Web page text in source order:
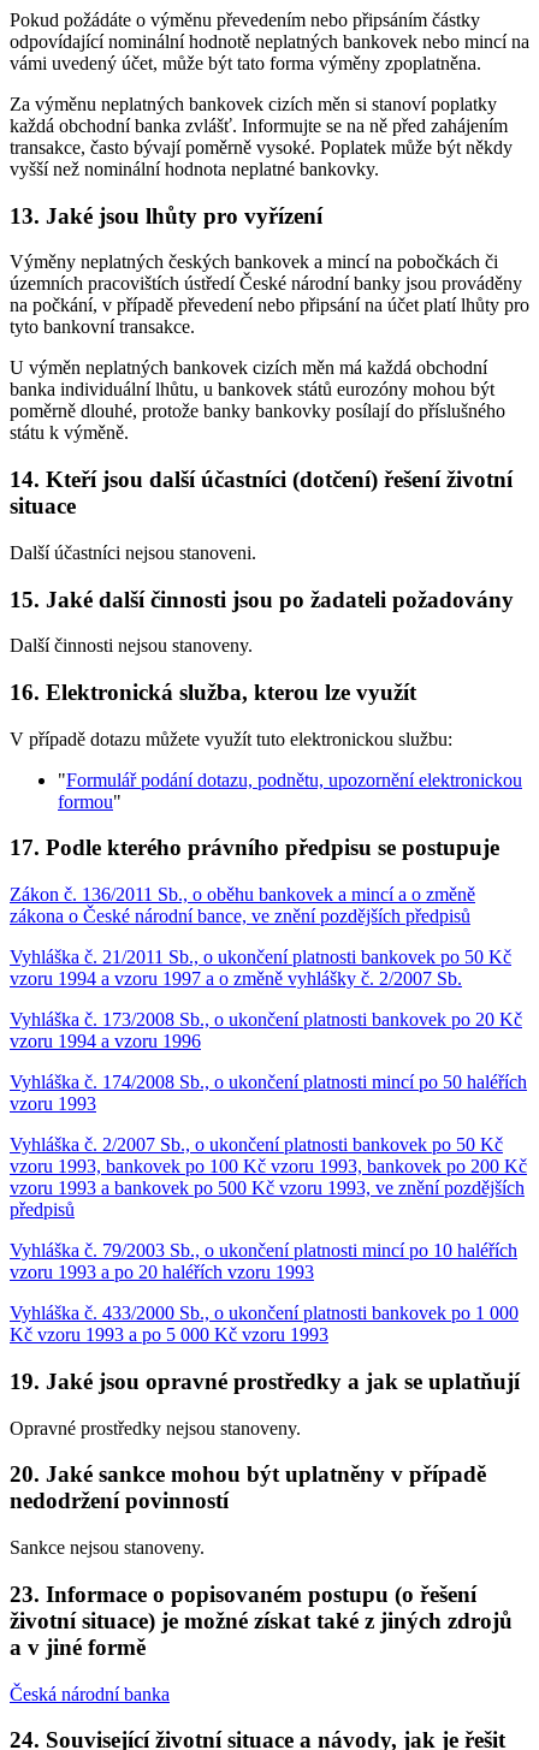
Pokud požádáte o výměnu převedením nebo připsáním částky
odpovídající nominální hodnotě neplatných bankovek nebo mincí na
vámi uvedený účet, může být tato forma výměny zpoplatněna.
Za výměnu neplatných bankovek cizích měn si stanoví poplatky
každá obchodní banka zvlášť. Informujte se na ně před zahájením
transakce, často bývají poměrně vysoké. Poplatek může být někdy
vyšší než nominální hodnota neplatné bankovky.
13. Jaké jsou lhůty pro vyřízení
Výměny neplatných českých bankovek a mincí na pobočkách či
územních pracovištích ústředí České národní banky jsou prováděny
na počkání, v případě převedení nebo připsání na účet platí lhůty pro
tyto bankovní transakce.
U výměn neplatných bankovek cizích měn má každá obchodní
banka individuální lhůtu, u bankovek států eurozóny mohou být
poměrně dlouhé, protože banky bankovky posílají do příslušného
státu k výměně.
14. Kteří jsou další účastníci (dotčení) řešení životní
situace
Další účastníci nejsou stanoveni.
15. Jaké další činnosti jsou po žadateli požadovány
Další činnosti nejsou stanoveny.
16. Elektronická služba, kterou lze využít
V případě dotazu můžete využít tuto elektronickou službu:
"Formulář podání dotazu, podnětu, upozornění elektronickou
formou"
17. Podle kterého právního předpisu se postupuje
Zákon č. 136/2011 Sb., o oběhu bankovek a mincí a o změně
zákona o České národní bance, ve znění pozdějších předpisů
Vyhláška č. 21/2011 Sb., o ukončení platnosti bankovek po 50 Kč
vzoru 1994 a vzoru 1997 a o změně vyhlášky č. 2/2007 Sb.
Vyhláška č. 173/2008 Sb., o ukončení platnosti bankovek po 20 Kč
vzoru 1994 a vzoru 1996
Vyhláška č. 174/2008 Sb., o ukončení platnosti mincí po 50 haléřích
vzoru 1993
Vyhláška č. 2/2007 Sb., o ukončení platnosti bankovek po 50 Kč
vzoru 1993, bankovek po 100 Kč vzoru 1993, bankovek po 200 Kč
vzoru 1993 a bankovek po 500 Kč vzoru 1993, ve znění pozdějších
předpisů
Vyhláška č. 79/2003 Sb., o ukončení platnosti mincí po 10 haléřích
vzoru 1993 a po 20 haléřích vzoru 1993
Vyhláška č. 433/2000 Sb., o ukončení platnosti bankovek po 1 000
Kč vzoru 1993 a po 5 000 Kč vzoru 1993
19. Jaké jsou opravné prostředky a jak se uplatňují
Opravné prostředky nejsou stanoveny.
20. Jaké sankce mohou být uplatněny v případě
nedodržení povinností
Sankce nejsou stanoveny.
23. Informace o popisovaném postupu (o řešení
životní situace) je možné získat také z jiných zdrojů
a v jiné formě
Česká národní banka
24. Související životní situace a návody, jak je řešit